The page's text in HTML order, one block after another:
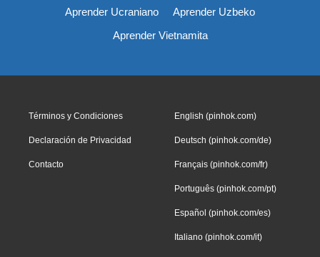
Aprender Ucraniano
Aprender Uzbeko
Aprender Vietnamita
Términos y Condiciones
Declaración de Privacidad
Contacto
English (pinhok.com)
Deutsch (pinhok.com/de)
Français (pinhok.com/fr)
Português (pinhok.com/pt)
Español (pinhok.com/es)
Italiano (pinhok.com/it)